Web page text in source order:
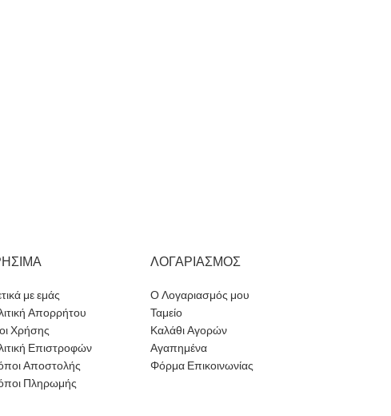
με εμάς
Απορρήτου
Χρήσης
Επιστροφών
Αποστολής
Πληρωμής
ΛΟΓΑΡΙΑΣΜΟΣ
Ο Λογαριασμός μου
Ταμείο
Καλάθι Αγορών
Αγαπημένα
Φόρμα Επικοινωνίας